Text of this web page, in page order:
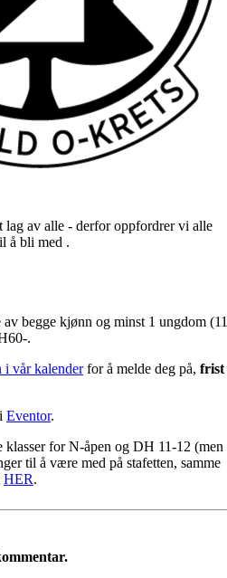
lag av alle - derfor oppfordrer vi alle
å bli med .
av begge kjønn og minst 1 ungdom
.
i vår kalenderfor å melde deg på, frist
Eventor.
for N-åpen og DH 11-12 (men
til å være med på stafetten, samme
HER.